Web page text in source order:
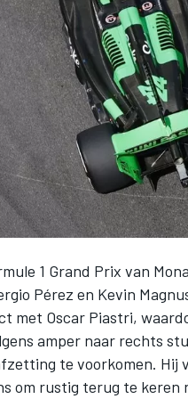
1 Grand Prix van
Pérez en Kevin
met Oscar Piastri,
amper naar rechts
te voorkomen. Hij
om rustig terug te keren